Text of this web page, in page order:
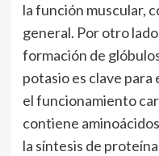
la función muscular,
general. Por otro
formación de
potasio es clave
el funcionamiento
contiene
la síntesis de